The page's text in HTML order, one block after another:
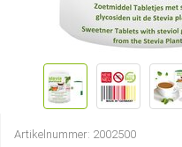
Artikelnummer: 2002500